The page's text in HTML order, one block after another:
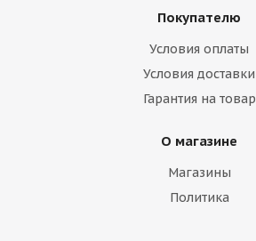
Покупателю
Условия оплаты
Условия доставки
Гарантия на товар
О магазине
Магазины
Политика